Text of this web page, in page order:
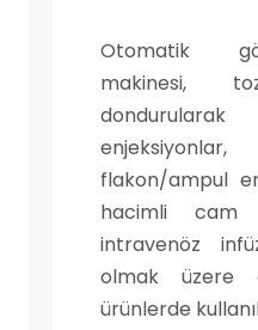
Otomatik
makinesi,
flakon/ampul
hacimli cam
intravenöz
olmak üzere
ürünlerde